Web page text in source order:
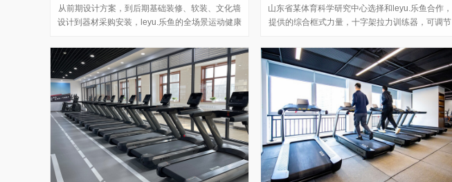
从前期设计方案，到后期基础装修、软装、文化墙
设计到器材采购安装，leyu.乐鱼的全场景运动健康
​山东省某体育科学研究中心选择和leyu.乐鱼合作，
提供的综合框式力量，十字架拉力训练器，可调节